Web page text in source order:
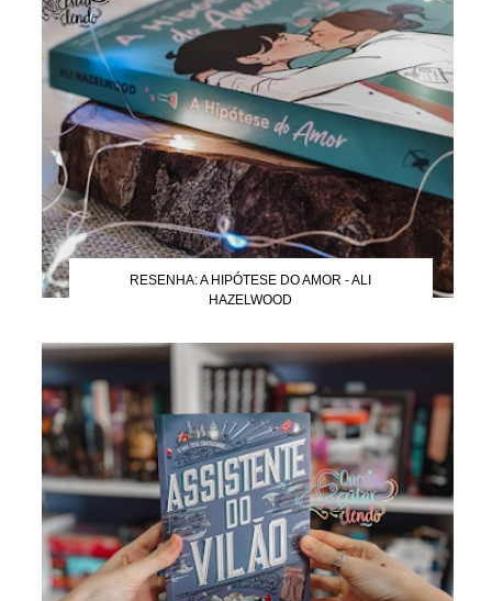
RESENHA: A HIPÓTESE DO AMOR - ALI
HAZELWOOD